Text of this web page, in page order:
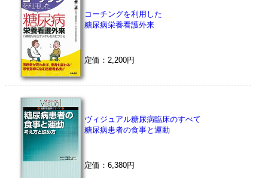
コーチングを利用した
糖尿病栄養看護外来
定価：2,200円
ヴィジュアル糖尿病臨床のすべて
糖尿病患者の食事と運動
定価：6,380円